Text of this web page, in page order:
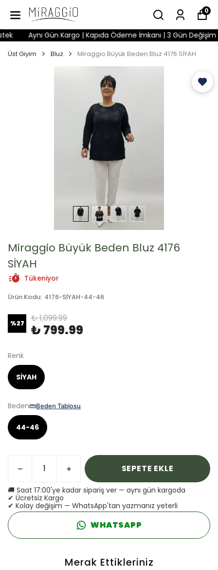
0
Aynı Gün Kargo | Kapıda Ödeme İmkanı | 3 Gün Değişim
Üst Giyim Bluz Miraggio Büyük Beden Bluz 4176 SİYAH
Miraggio Büyük Beden Bluz 4176
SİYAH
Tükeniyor
Ürün Kodu: 4176-SİYAH-44-46
%27 ₺ 1,099.99
₺ 799.99
Renk
SİYAH
Beden Beden Tablosu
44-46
SEPETE EKLE
🚚 Saat 17:00'ye kadar sipariş ver — aynı gün kargoda
✔ Ücretsiz Kargo
✔ Kolay değişim — WhatsApp'tan yazmanız yeterli
WHATSAPP
Merak Ettikleriniz